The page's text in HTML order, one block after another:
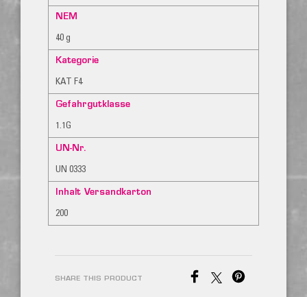
NEM
40 g
Kategorie
KAT F4
Gefahrgutklasse
1.1G
UN-Nr.
UN 0333
Inhalt Versandkarton
200
SHARE THIS PRODUCT